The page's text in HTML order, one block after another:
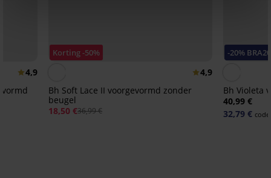
4,9
Korting -50%
4,9
Bh Soft Lace II voorgevormd zonder
beugel
18,50 €36,99 €
-20% BRA20
Bh Violeta
40,99 €
32,79 €